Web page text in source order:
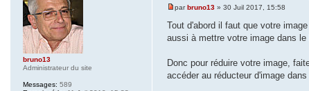
parbruno13» 30 Juil 2017, 15:58
Tout d'abord il faut que votre
aussi à mettre votre image dans
Donc pour réduire votre image,
accéder au réducteur d'image
bruno13
Administrateur du site
Messages: 589